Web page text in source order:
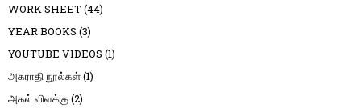
WORK SHEET(44)
YEAR BOOKS (3)
YOUTUBE VIDEOS (1)
அகராதி நூல்கள்(1)
அகல் விளக்கு(2)